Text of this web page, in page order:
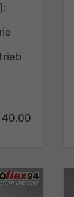
40,00